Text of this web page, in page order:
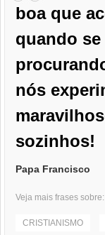
boa que
quando se
nós
sozinhos!
Papa Francisco
Veja mais frases sobre:
CRISTIANISMO